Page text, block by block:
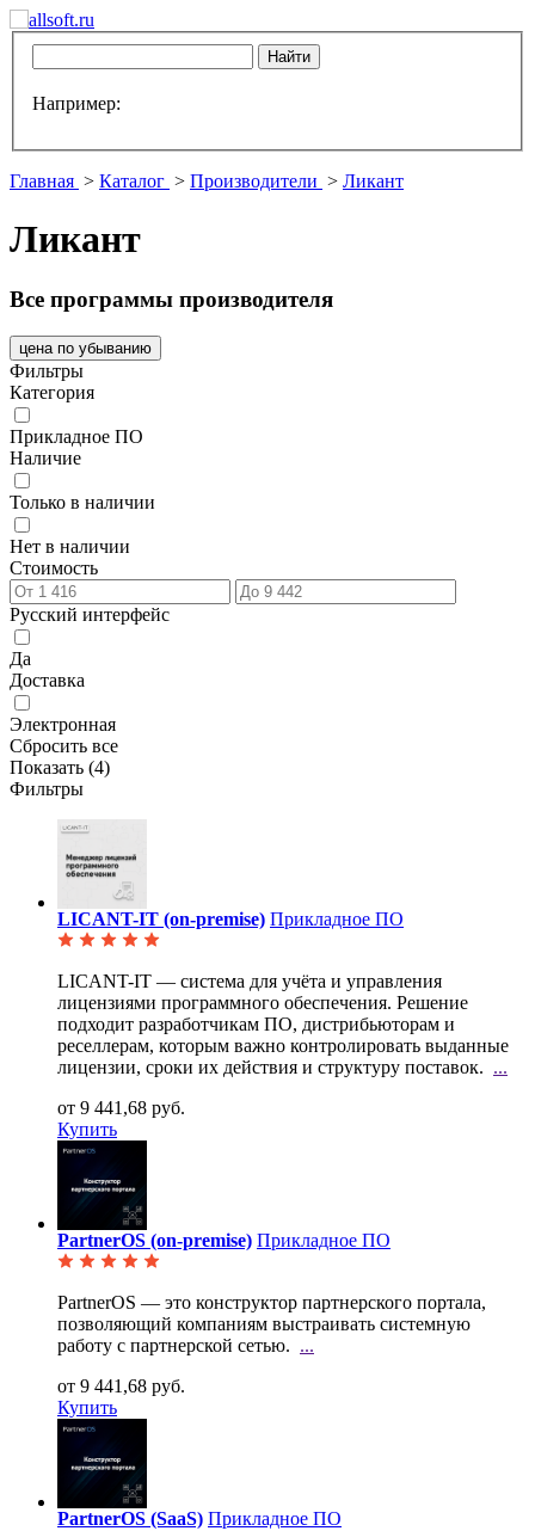
Например:
Главная > Каталог > Производители > Ликант
Ликант
Все программы производителя
цена по убыванию
Фильтры
Категория
Прикладное ПО
Наличие
Только в наличии
Нет в наличии
Стоимость
Русский интерфейс
Да
Доставка
Электронная
Сбросить все
Показать (4)
Фильтры
LICANT-IT (on-premise) Прикладное ПО
LICANT-IT — система для учёта и управления
лицензиями программного обеспечения. Решение
подходит разработчикам ПО, дистрибьюторам и
реселлерам, которым важно контролировать выданные
лицензии, сроки их действия и структуру поставок. ...
от 9 441,68 руб.
Купить
PartnerOS (on-premise) Прикладное ПО
PartnerOS — это конструктор партнерского портала,
позволяющий компаниям выстраивать системную
работу с партнерской сетью. ...
от 9 441,68 руб.
Купить
PartnerOS (SaaS) Прикладное ПО